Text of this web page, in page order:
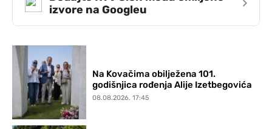
izvore na Googleu
Na Kovačima obilježena 101.
godišnjica rođenja Alije Izetbegovića
08.08.2026. 17:45